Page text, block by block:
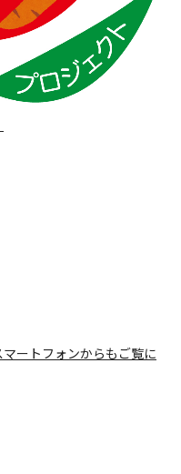
ートフォンからもご覧に